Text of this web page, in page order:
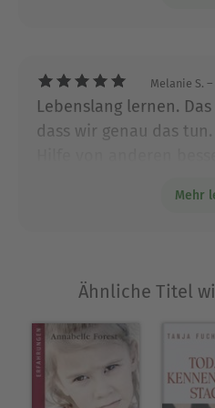
(Autorin des Spiegel-Melanie S. –
Lebenslang lernen.
dass wir genau das
Mehr
Ähnliche Titel